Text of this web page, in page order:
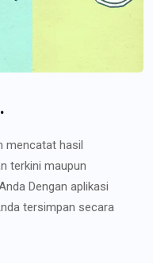
mencatat hasil
terkini maupun
Dengan aplikasi
tersimpan secara